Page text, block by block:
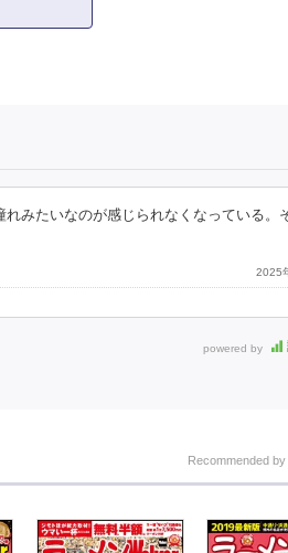
みたいなのが感じられなくなっている。
2025
powered by
Recommended by